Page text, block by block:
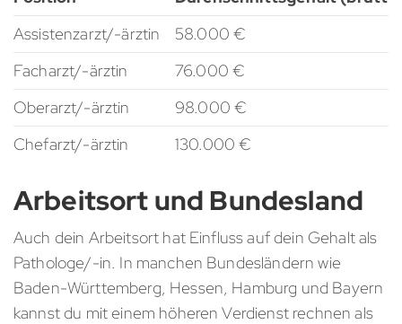
Assistenzarzt/-ärztin
58.000 €
Facharzt/-ärztin
76.000 €
Oberarzt/-ärztin
98.000 €
Chefarzt/-ärztin
130.000 €
Arbeitsort und Bundesland
Auch dein Arbeitsort hat Einfluss auf dein Gehalt als
Pathologe/-in. In manchen Bundesländern wie
Baden-Württemberg, Hessen, Hamburg und Bayern
kannst du mit einem höheren Verdienst rechnen als